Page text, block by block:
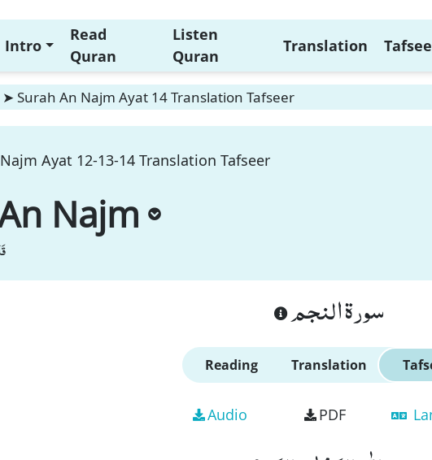
Intro
Read
Quran
Listen
Quran
Translation
➤ Surah An Najm Ayat 14 Translation Tafseer
Ayat 12-13-14 Translation Tafseer
Najm
سورة النجم
Reading Translation
Audio PDF